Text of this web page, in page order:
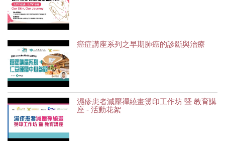
癌症講座系列之早期肺癌的診斷與治療
濕疹患者減壓禪繞畫燙印工作坊 暨 教育講
座 - 活動花絮